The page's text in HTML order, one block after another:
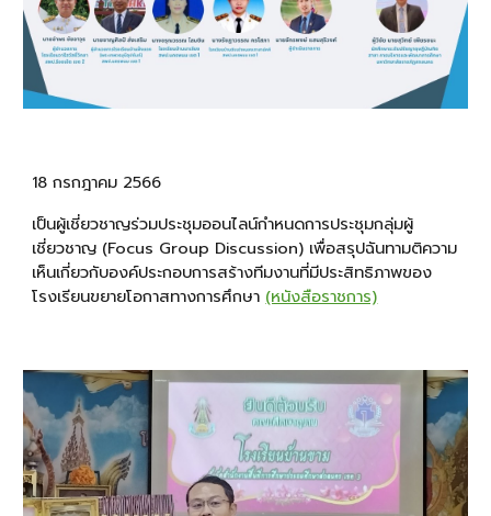
18 กรกฎาคม 2566
เป็นผู้เชี่ยวชาญร่วมประชุมออนไลน์กําหนดการประชุมกลุ่มผู้
เชี่ยวชาญ (Focus Group Discussion) เพื่อสรุปฉันทามติความ
เห็นเกี่ยวกับองค์ประกอบการสร้างทีมงานที่มีประสิทธิภาพของ
โรงเรียนขยายโอกาสทางการศึกษา (หนังสือราชการ)